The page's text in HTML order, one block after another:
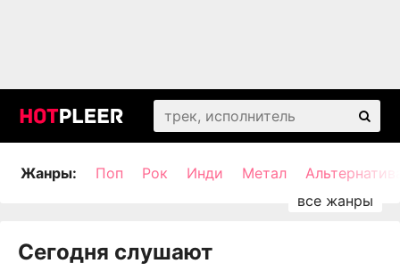
Жанры: Поп Рок Инди Метал
Сегодня слушают